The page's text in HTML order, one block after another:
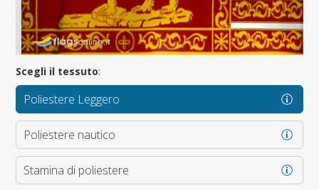
Scegli il tessuto:
Poliestere Leggero
Poliestere nautico
Stamina di poliestere